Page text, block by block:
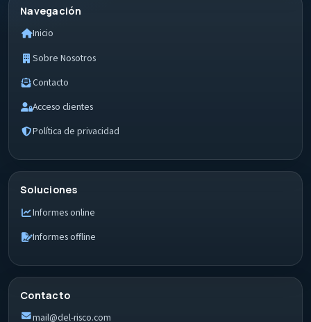
Navegación
Inicio
Sobre Nosotros
Contacto
Acceso clientes
Política de privacidad
Soluciones
Informes online
Informes offline
Contacto
mail@del-risco.com